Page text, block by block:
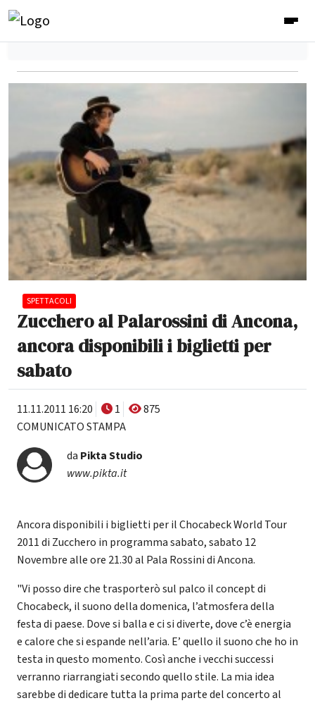
SPETTACOLI
Zucchero al Palarossini di Ancona,
ancora disponibili i biglietti per
sabato
11.11.2011 16:20 1
875
COMUNICATO STAMPA
da Pikta Studio
www.pikta.it
Ancora disponibili i biglietti per il Chocabeck World Tour
2011 di Zucchero in programma sabato, sabato 12
Novembre alle ore 21.30 al Pala Rossini di Ancona.
"Vi posso dire che trasporterò sul palco il concept di
Chocabeck, il suono della domenica, l’atmosfera della
festa di paese. Dove si balla e ci si diverte, dove c’è energia
e calore che si espande nell’aria. E’ quello il suono che ho in
testa in questo momento. Così anche i vecchi successi
verranno riarrangiati secondo quello stile. La mia idea
sarebbe di dedicare tutta la prima parte del concerto al